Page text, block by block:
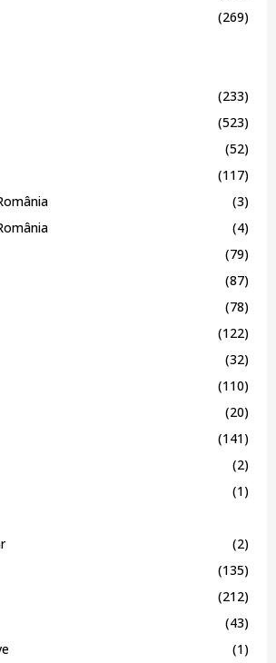
(269)
(233)
(523)
(52)
(117)
(3)
(4)
(79)
(87)
(78)
(122)
(32)
(110)
(20)
(141)
(2)
(1)
(2)
(135)
(212)
(43)
(1)